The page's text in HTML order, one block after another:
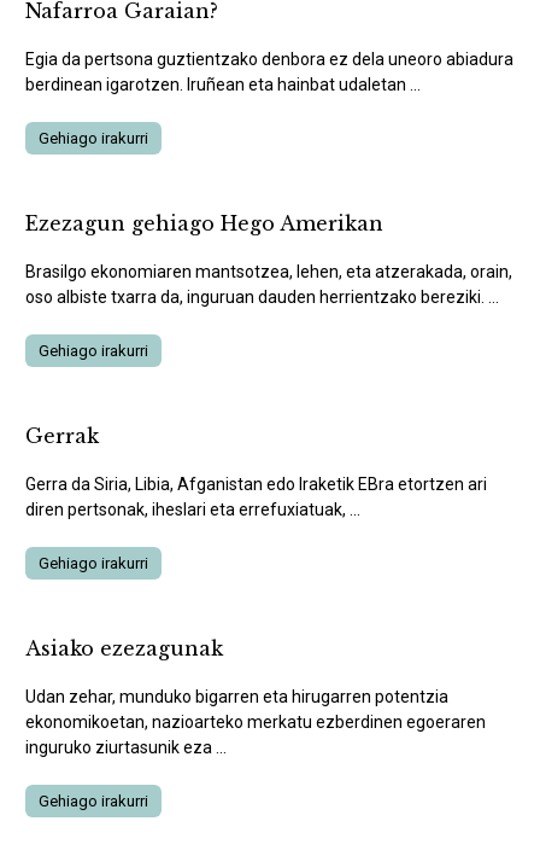
Nafarroa Garaian?
Egia da pertsona guztientzako denbora ez dela uneoro abiadura
berdinean igarotzen. Iruñean eta hainbat udaletan ...
Gehiago irakurri
Ezezagun gehiago Hego Amerikan
Brasilgo ekonomiaren mantsotzea, lehen, eta atzerakada, orain,
oso albiste txarra da, inguruan dauden herrientzako bereziki. ...
Gehiago irakurri
Gerrak
Gerra da Siria, Libia, Afganistan edo Iraketik EBra etortzen ari
diren pertsonak, iheslari eta errefuxiatuak, ...
Gehiago irakurri
Asiako ezezagunak
Udan zehar, munduko bigarren eta hirugarren potentzia
ekonomikoetan, nazioarteko merkatu ezberdinen egoeraren
inguruko ziurtasunik eza ...
Gehiago irakurri